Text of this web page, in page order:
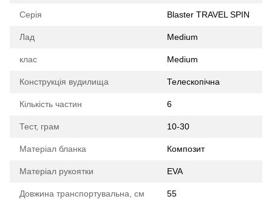
Серія Blaster TRAVEL SPIN
Лад Medium
клас Medium
Конструкція вудилища Телескопічна
Кількість частин 6
Тест, грам 10-30
Матеріал бланка Композит
Матеріал рукоятки EVA
Довжина транспортувальна, см 55